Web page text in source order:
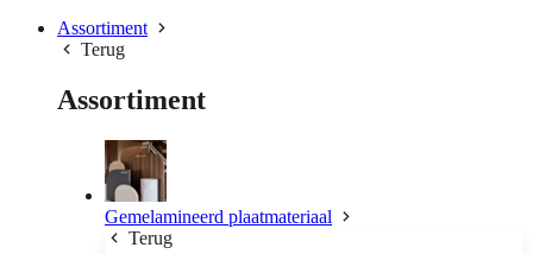
Assortiment
Terug
Assortiment
Gemelamineerd plaatmateriaal
Terug